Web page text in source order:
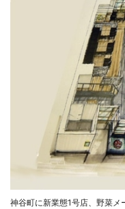
神谷町に新業態1号店、野菜